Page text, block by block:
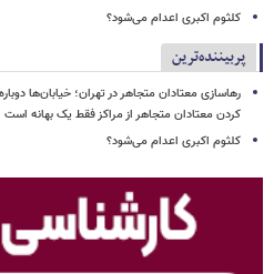
کلثوم اکبری اعدام می‌شود؟
پربیننده‌ترین
رهاسازی معتادان متجاهر در تهران؛ خیابان‌ها
کردن معتادان متجاهر از مراکز فقط یک بهانه است
کلثوم اکبری اعدام می‌شود؟